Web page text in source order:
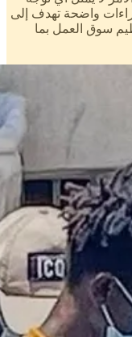
واضحة تهدف إلى
سوق العمل بما